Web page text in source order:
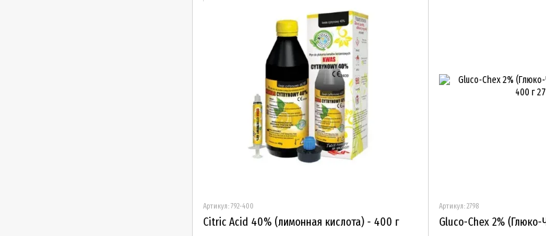
Артикул: 792-400
Citric Acid 40% (лимонная кислота) - 400 г
Артикул: 2798